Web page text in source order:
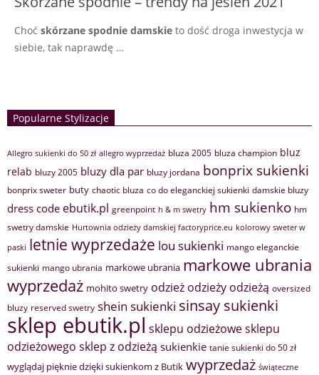
Choć skórzane spodnie damskie to dość droga inwestycja w
siebie, tak naprawdę …
Popularne Stylizacje
Allegro sukienki do 50 zł allegro wyprzedaż bluza 2005 bluza champion bluz
relab bluzy 2005 bluzy dla par bluzy jordana bonprix sukienki
bonprix sweter buty chaotic bluza co do eleganckiej sukienki damskie bluzy
dress code ebutik.pl greenpoint h & m swetry hm sukienko hm
swetry damskie Hurtownia odzieży damskiej factoryprice.eu kolorowy sweter w
paski letnie wyprzedaże lou sukienki mango eleganckie
sukienki mango ubrania markowe ubrania markowe ubrania
wyprzedaż mohito swetry odzież odzieży odzieżą oversized
bluzy reserved swetry shein sukienki sinsay sukienki
sklep ebutik.pl sklepu odzieżowesklepu
odzieżowego sklep z odzieżą sukienkie tanie sukienki do 50 zł
wyglądaj pięknie dzięki sukienkom z Butik wyprzedaż świąteczne